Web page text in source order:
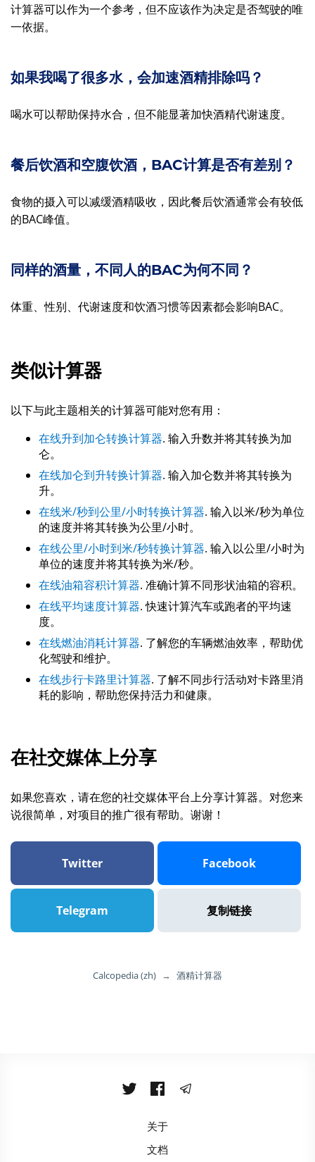
计算器可以作为一个参考，但不应该作为决定是否驾驶的唯
一依据。
如果我喝了很多水，会加速酒精排除吗？
喝水可以帮助保持水合，但不能显著加快酒精代谢速度。
餐后饮酒和空腹饮酒，BAC计算是否有差别？
食物的摄入可以减缓酒精吸收，因此餐后饮酒通常会有较低
的BAC峰值。
同样的酒量，不同人的BAC为何不同？
体重、性别、代谢速度和饮酒习惯等因素都会影响BAC。
类似计算器
以下与此主题相关的计算器可能对您有用：
在线升到加仑转换计算器. 输入升数并将其转换为加
仑。
在线加仑到升转换计算器. 输入加仑数并将其转换为
升。
在线米/秒到公里/小时转换计算器. 输入以米/秒为单位
的速度并将其转换为公里/小时。
在线公里/小时到米/秒转换计算器. 输入以公里/小时为
单位的速度并将其转换为米/秒。
在线油箱容积计算器. 准确计算不同形状油箱的容积。
在线平均速度计算器. 快速计算汽车或跑者的平均速
度。
在线燃油消耗计算器. 了解您的车辆燃油效率，帮助优
化驾驶和维护。
在线步行卡路里计算器. 了解不同步行活动对卡路里消
耗的影响，帮助您保持活力和健康。
在社交媒体上分享
如果您喜欢，请在您的社交媒体平台上分享计算器。对您来
说很简单，对项目的推广很有帮助。谢谢！
Twitter Facebook
Telegram 复制链接
Calcopedia (zh) → 酒精计算器
关于
文档